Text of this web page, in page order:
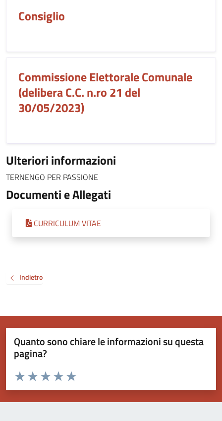
Consiglio
Commissione Elettorale Comunale
(delibera C.C. n.ro 21 del
30/05/2023)
Ulteriori informazioni
TERNENGO PER PASSIONE
Documenti e Allegati
CURRICULUM VITAE
Indietro
Quanto sono chiare le informazioni su questa
pagina?
Valuta da 1 a 5 stelle la pagina
Valuta 5 stelle su 5
Valuta 4 stelle su 5
Valuta 3 stelle su 5
Valuta 2 stelle su 5
Valuta 1 stelle su 5